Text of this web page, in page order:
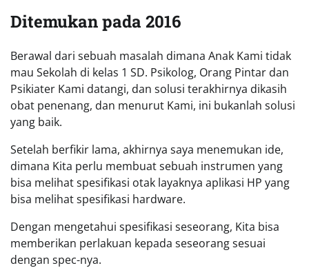
Ditemukan pada 2016
Berawal dari sebuah masalah dimana Anak Kami tidak
mau Sekolah di kelas 1 SD. Psikolog, Orang Pintar dan
Psikiater Kami datangi, dan solusi terakhirnya dikasih
obat penenang, dan menurut Kami, ini bukanlah solusi
yang baik.
Setelah berfikir lama, akhirnya saya menemukan ide,
dimana Kita perlu membuat sebuah instrumen yang
bisa melihat spesifikasi otak layaknya aplikasi HP yang
bisa melihat spesifikasi hardware.
Dengan mengetahui spesifikasi seseorang, Kita bisa
memberikan perlakuan kepada seseorang sesuai
dengan spec-nya.